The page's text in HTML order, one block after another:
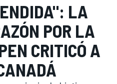
LA
POR LA
CRITICÓ A